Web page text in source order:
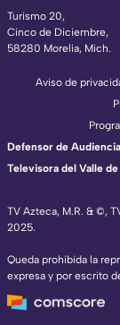
Turismo 20,
Cinco de Diciembre,
58280 Morelia, Mich.
TV Azteca, M.R. & ©,
2025.
Queda prohibida la
expresa y por escrito
Aviso de
Defensor de
Televisora del Valle